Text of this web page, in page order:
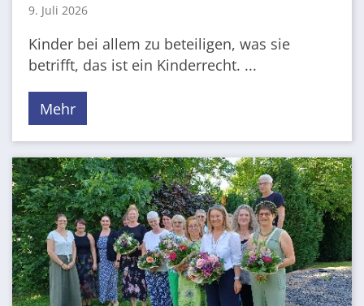
9. Juli 2026
Kinder bei allem zu beteiligen, was sie
betrifft, das ist ein Kinderrecht. ...
Mehr